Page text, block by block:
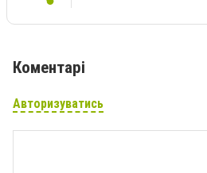
Коментарі
Авторизуватись